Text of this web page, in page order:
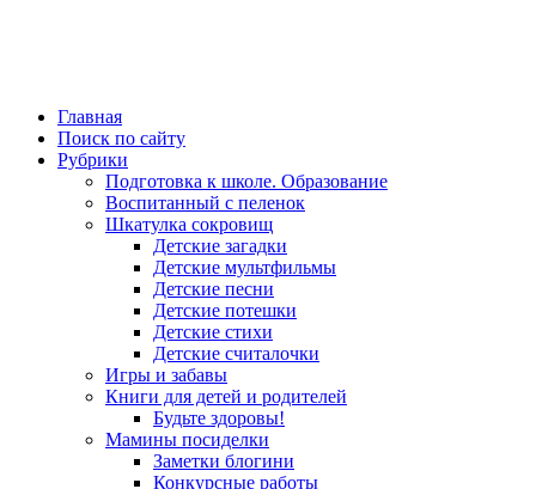
Главная
Поиск по сайту
Рубрики
Подготовка к школе. Образование
Воспитанный с пеленок
Шкатулка сокровищ
Детские загадки
Детские мультфильмы
Детские песни
Детские потешки
Детские стихи
Детские считалочки
Игры и забавы
Книги для детей и родителей
Будьте здоровы!
Мамины посиделки
Заметки блогини
Конкурсные работы